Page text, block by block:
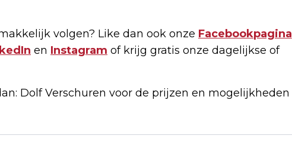
volgen? Like dan ook onze Facebookpagina
en Instagram of krijg gratis onze dagelijkse of
Dolf Verschuren voor de prijzen en mogelijkheden